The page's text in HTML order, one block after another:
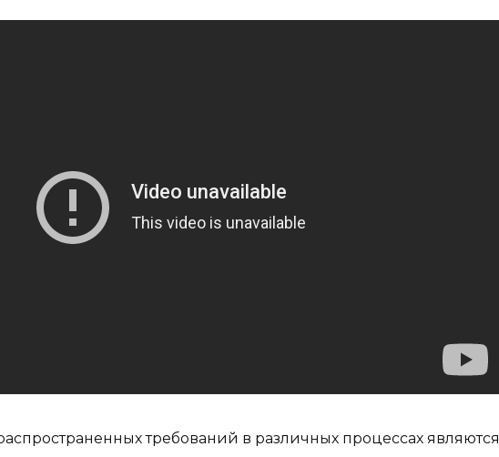
требований в различных процессах являются